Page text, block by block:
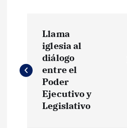
v
Llama
iglesia al
diálogo
entre el
Poder
Ejecutivo y
Legislativo